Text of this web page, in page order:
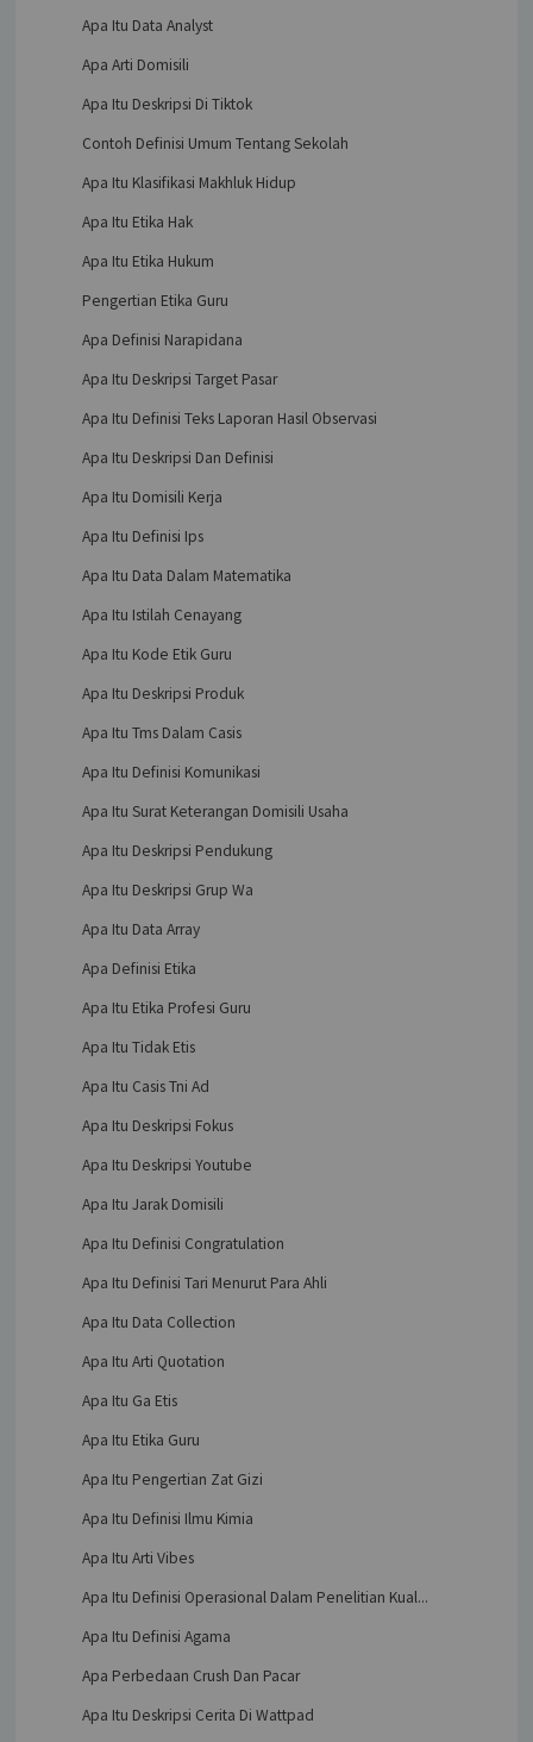
Apa Itu Data Analyst
Apa Arti Domisili
Apa Itu Deskripsi Di Tiktok
Contoh Definisi Umum Tentang Sekolah
Apa Itu Klasifikasi Makhluk Hidup
Apa Itu Etika Hak
Apa Itu Etika Hukum
Pengertian Etika Guru
Apa Definisi Narapidana
Apa Itu Deskripsi Target Pasar
Apa Itu Definisi Teks Laporan Hasil Observasi
Apa Itu Deskripsi Dan Definisi
Apa Itu Domisili Kerja
Apa Itu Definisi Ips
Apa Itu Data Dalam Matematika
Apa Itu Istilah Cenayang
Apa Itu Kode Etik Guru
Apa Itu Deskripsi Produk
Apa Itu Tms Dalam Casis
Apa Itu Definisi Komunikasi
Apa Itu Surat Keterangan Domisili Usaha
Apa Itu Deskripsi Pendukung
Apa Itu Deskripsi Grup Wa
Apa Itu Data Array
Apa Definisi Etika
Apa Itu Etika Profesi Guru
Apa Itu Tidak Etis
Apa Itu Casis Tni Ad
Apa Itu Deskripsi Fokus
Apa Itu Deskripsi Youtube
Apa Itu Jarak Domisili
Apa Itu Definisi Congratulation
Apa Itu Definisi Tari Menurut Para Ahli
Apa Itu Data Collection
Apa Itu Arti Quotation
Apa Itu Ga Etis
Apa Itu Etika Guru
Apa Itu Pengertian Zat Gizi
Apa Itu Definisi Ilmu Kimia
Apa Itu Arti Vibes
Apa Itu Definisi Operasional Dalam Penelitian Kual...
Apa Itu Definisi Agama
Apa Perbedaan Crush Dan Pacar
Apa Itu Deskripsi Cerita Di Wattpad